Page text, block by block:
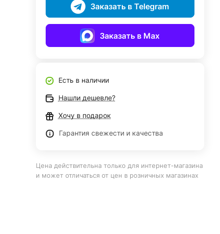
Заказать в Telegram
Заказать в Max
Есть в наличии
Нашли дешевле?
Хочу в подарок
Гарантия свежести и качества
Цена действительна только для интернет-магазина
и может отличаться от цен в розничных магазинах